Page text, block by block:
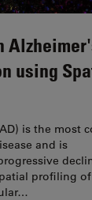
using
is the most
and is
profiling of